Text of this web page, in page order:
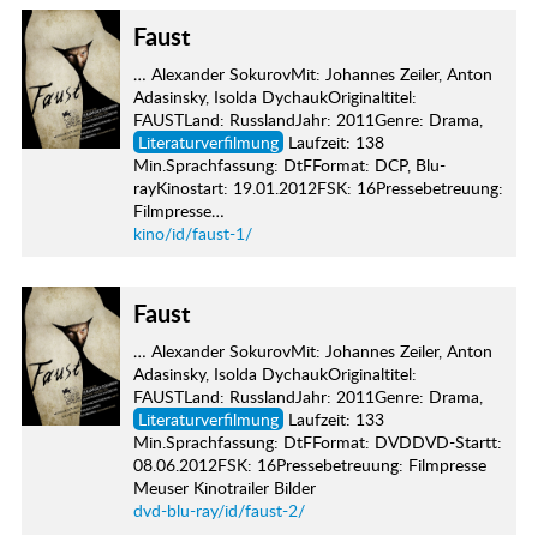
Faust
… Alexander SokurovMit: Johannes Zeiler, Anton
Adasinsky, Isolda DychaukOriginaltitel:
FAUSTLand: RusslandJahr: 2011Genre: Drama,
Literaturverfilmung Laufzeit: 138
Min.Sprachfassung: DtFFormat: DCP, Blu-
rayKinostart: 19.01.2012FSK: 16Pressebetreuung:
Filmpresse…
kino/id/faust-1/
Faust
… Alexander SokurovMit: Johannes Zeiler, Anton
Adasinsky, Isolda DychaukOriginaltitel:
FAUSTLand: RusslandJahr: 2011Genre: Drama,
Literaturverfilmung Laufzeit: 133
Min.Sprachfassung: DtFFormat: DVDDVD-Startt:
08.06.2012FSK: 16Pressebetreuung: Filmpresse
Meuser Kinotrailer Bilder
dvd-blu-ray/id/faust-2/